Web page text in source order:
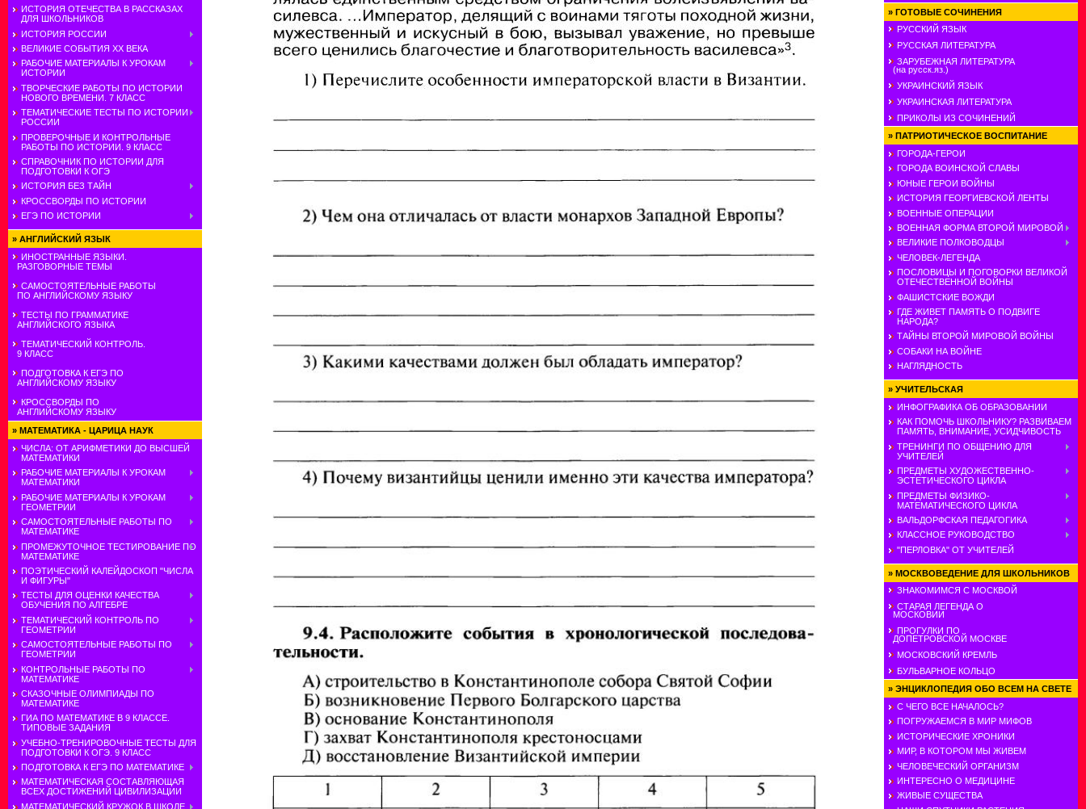
ИСТОРИЯ ОТЕЧЕСТВА В РАССКАЗАХ
ДЛЯ ШКОЛЬНИКОВ
ИСТОРИЯ РОССИИ
ВЕЛИКИЕ СОБЫТИЯ ХХ ВЕКА
РАБОЧИЕ МАТЕРИАЛЫ К УРОКАМ
ИСТОРИИ
ТВОРЧЕСКИЕ РАБОТЫ ПО ИСТОРИИ
НОВОГО ВРЕМЕНИ. 7 КЛАСС
ТЕМАТИЧЕСКИЕ ТЕСТЫ ПО ИСТОРИИ
РОССИИ
ПРОВЕРОЧНЫЕ И КОНТРОЛЬНЫЕ
РАБОТЫ ПО ИСТОРИИ. 9 КЛАСС
СПРАВОЧНИК ПО ИСТОРИИ ДЛЯ
ПОДГОТОВКИ К ОГЭ
ИСТОРИЯ БЕЗ ТАЙН
КРОССВОРДЫ ПО ИСТОРИИ
ЕГЭ ПО ИСТОРИИ
» АНГЛИЙСКИЙ ЯЗЫК
ИНОСТРАННЫЕ ЯЗЫКИ.
РАЗГОВОРНЫЕ ТЕМЫ
САМОСТОЯТЕЛЬНЫЕ РАБОТЫ
ПО АНГЛИЙСКОМУ ЯЗЫКУ
ТЕСТЫ ПО ГРАММАТИКЕ
АНГЛИЙСКОГО ЯЗЫКА
ТЕМАТИЧЕСКИЙ КОНТРОЛЬ.
9 КЛАСС
ПОДГОТОВКА К ЕГЭ ПО
АНГЛИЙСКОМУ ЯЗЫКУ
КРОССВОРДЫ ПО
АНГЛИЙСКОМУ ЯЗЫКУ
» МАТЕМАТИКА - ЦАРИЦА НАУК
ЧИСЛА: ОТ АРИФМЕТИКИ ДО ВЫСШЕЙ
МАТЕМАТИКИ
РАБОЧИЕ МАТЕРИАЛЫ К УРОКАМ
МАТЕМАТИКИ
РАБОЧИЕ МАТЕРИАЛЫ К УРОКАМ
ГЕОМЕТРИИ
САМОСТОЯТЕЛЬНЫЕ РАБОТЫ ПО
МАТЕМАТИКЕ
ПРОМЕЖУТОЧНОЕ ТЕСТИРОВАНИЕ ПО
МАТЕМАТИКЕ
ПОЭТИЧЕСКИЙ КАЛЕЙДОСКОП "ЧИСЛА
И ФИГУРЫ"
ТЕСТЫ ДЛЯ ОЦЕНКИ КАЧЕСТВА
ОБУЧЕНИЯ ПО АЛГЕБРЕ
ТЕМАТИЧЕСКИЙ КОНТРОЛЬ ПО
ГЕОМЕТРИИ
САМОСТОЯТЕЛЬНЫЕ РАБОТЫ ПО
ГЕОМЕТРИИ
КОНТРОЛЬНЫЕ РАБОТЫ ПО
МАТЕМАТИКЕ
СКАЗОЧНЫЕ ОЛИМПИАДЫ ПО
МАТЕМАТИКЕ
ГИА ПО МАТЕМАТИКЕ В 9 КЛАССЕ.
ТИПОВЫЕ ЗАДАНИЯ
УЧЕБНО-ТРЕНИРОВОЧНЫЕ ТЕСТЫ ДЛЯ
ПОДГОТОВКИ К ОГЭ. 9 КЛАСС
ПОДГОТОВКА К ЕГЭ ПО МАТЕМАТИКЕ
МАТЕМАТИЧЕСКАЯ СОСТАВЛЯЮЩАЯ
ВСЕХ ДОСТИЖЕНИЙ ЦИВИЛИЗАЦИИ
МАТЕМАТИЧЕСКИЙ КРУЖОК В ШКОЛЕ
» ГОТОВЫЕ СОЧИНЕНИЯ
РУССКИЙ ЯЗЫК
РУССКАЯ ЛИТЕРАТУРА
ЗАРУБЕЖНАЯ ЛИТЕРАТУРА
(на русск.яз.)
УКРАИНСКИЙ ЯЗЫК
УКРАИНСКАЯ ЛИТЕРАТУРА
ПРИКОЛЫ ИЗ СОЧИНЕНИЙ
» ПАТРИОТИЧЕСКОЕ ВОСПИТАНИЕ
ГОРОДА-ГЕРОИ
ГОРОДА ВОИНСКОЙ СЛАВЫ
ЮНЫЕ ГЕРОИ ВОЙНЫ
ИСТОРИЯ ГЕОРГИЕВСКОЙ ЛЕНТЫ
ВОЕННЫЕ ОПЕРАЦИИ
ВОЕННАЯ ФОРМА ВТОРОЙ МИРОВОЙ
ВЕЛИКИЕ ПОЛКОВОДЦЫ
ЧЕЛОВЕК-ЛЕГЕНДА
ПОСЛОВИЦЫ И ПОГОВОРКИ ВЕЛИКОЙ
ОТЕЧЕСТВЕННОЙ ВОЙНЫ
ФАШИСТСКИЕ ВОЖДИ
ГДЕ ЖИВЕТ ПАМЯТЬ О ПОДВИГЕ
НАРОДА?
ТАЙНЫ ВТОРОЙ МИРОВОЙ ВОЙНЫ
СОБАКИ НА ВОЙНЕ
НАГЛЯДНОСТЬ
» УЧИТЕЛЬСКАЯ
ИНФОГРАФИКА ОБ ОБРАЗОВАНИИ
КАК ПОМОЧЬ ШКОЛЬНИКУ? РАЗВИВАЕМ
ПАМЯТЬ, ВНИМАНИЕ, УСИДЧИВОСТЬ
ТРЕНИНГИ ПО ОБЩЕНИЮ ДЛЯ
УЧИТЕЛЕЙ
ПРЕДМЕТЫ ХУДОЖЕСТВЕННО-
ЭСТЕТИЧЕСКОГО ЦИКЛА
ПРЕДМЕТЫ ФИЗИКО-
МАТЕМАТИЧЕСКОГО ЦИКЛА
ВАЛЬДОРФСКАЯ ПЕДАГОГИКА
КЛАССНОЕ РУКОВОДСТВО
"ПЕРЛОВКА" ОТ УЧИТЕЛЕЙ
» МОСКВОВЕДЕНИЕ ДЛЯ ШКОЛЬНИКОВ
ЗНАКОМИМСЯ С МОСКВОЙ
СТАРАЯ ЛЕГЕНДА О
МОСКОВИИ
ПРОГУЛКИ ПО
ДОПЕТРОВСКОЙ МОСКВЕ
МОСКОВСКИЙ КРЕМЛЬ
БУЛЬВАРНОЕ КОЛЬЦО
» ЭНЦИКЛОПЕДИЯ ОБО ВСЕМ НА СВЕТЕ
С ЧЕГО ВСЕ НАЧАЛОСЬ?
ПОГРУЖАЕМСЯ В МИР МИФОВ
ИСТОРИЧЕСКИЕ ХРОНИКИ
МИР, В КОТОРОМ МЫ ЖИВЕМ
ЧЕЛОВЕЧЕСКИЙ ОРГАНИЗМ
ИНТЕРЕСНО О МЕДИЦИНЕ
ЖИВЫЕ СУЩЕСТВА